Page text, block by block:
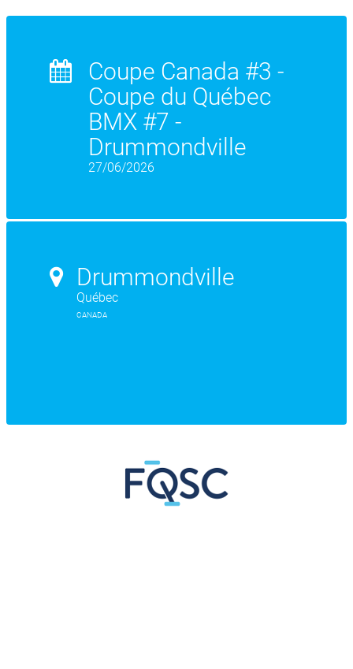
Coupe Canada #3 -
Coupe du Québec
BMX #7 -
Drummondville
27/06/2026
Drummondville
Québec
CANADA